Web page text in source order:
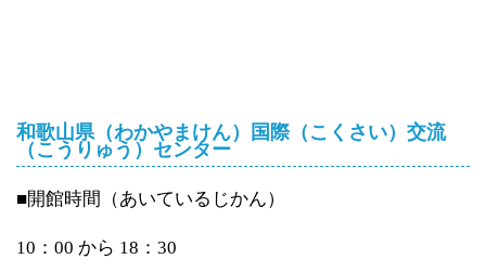
和歌山県（わかやまけん）国際（こくさい）交流
（こうりゅう）センター
■開館時間（あいているじかん）
10：00 から 18：30